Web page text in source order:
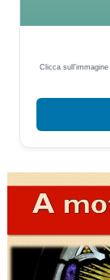
Clicca
Player